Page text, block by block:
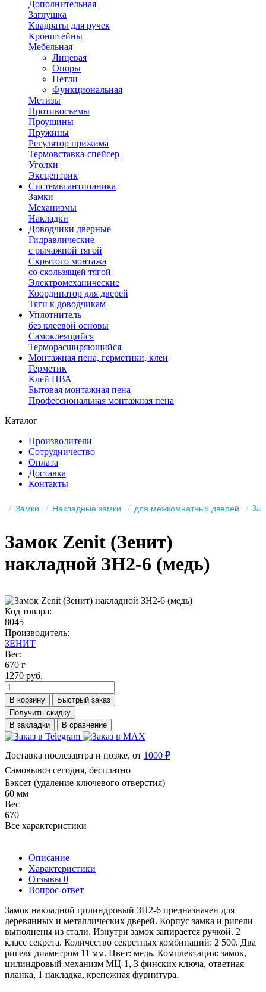
Дополнительная
Заглушка
Квадраты для ручек
Кронштейны
Мебельная
Лицевая
Опоры
Петли
Функциональная
Метизы
Противосъемы
Проушины
Пружины
Регулятор прижима
Термовставка-спейсер
Уголки
Эксцентрик
Системы антипаника
Замки
Механизмы
Накладки
Доводчики дверные
Гидравлические
с рычажной тягой
Скрытого монтажа
со скользящей тягой
Электромеханические
Координатор для дверей
Тяги к доводчикам
Уплотнитель
без клеевой основы
Самоклеящийся
Терморасширяющийся
Монтажная пена, герметики, клеи
Герметик
Клей ПВА
Бытовая монтажная пена
Профессиональная монтажная пена
Каталог
Производители
Сотрудничество
Оплата
Доставка
Контакты
Замки Накладные замки для межкомнатных дверей
Замок Zenit (Зенит)
накладной ЗН2-6 (медь)
Код товара:
8045
Производитель:
ЗЕНИТ
Вес:
670 г
1270 руб.
В корзину
Быстрый заказ
Получить скидку
В закладки
В сравнение
Доставка послезавтра и позже, от 1000 ₽
Самовывоз сегодня, бесплатно
Бэксет (удаление ключевого отверстия)
60 мм
Вес
670
Все характеристики
Описание
Характеристики
Отзывы 0
Вопрос-ответ
Замок накладной цилиндровый ЗН2-6 предназначен для
деревянных и металлических дверей. Корпус замка и ригели
выполнены из стали. Изнутри замок запирается ручкой. 2
класс секрета. Количество секретных комбинаций: 2 500. Два
ригеля диаметром 11 мм. Цвет: медь. Комплектация: замок,
цилиндровый механизм МЦ-1, 3 финских ключа, ответная
планка, 1 накладка, крепежная фурнитура.